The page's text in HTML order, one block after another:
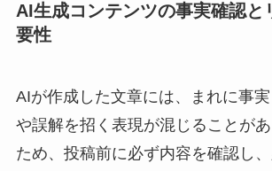
AI生成コンテンツの事実確認と
要性
AIが作成した文章には、まれに事
や誤解を招く表現が混じることが
ため、投稿前に必ず内容を確認し